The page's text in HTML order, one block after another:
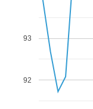
92
93